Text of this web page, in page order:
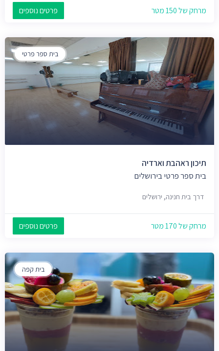
מרחק של 150 מטר פרטים נוספים
בית ספר פרטי
תיכון ראהבת וארדיה
בית ספר פרטי בירושלים
דרך בית חנינה, ירושלים
מרחק של 170 מטר פרטים נוספים
בית קפה